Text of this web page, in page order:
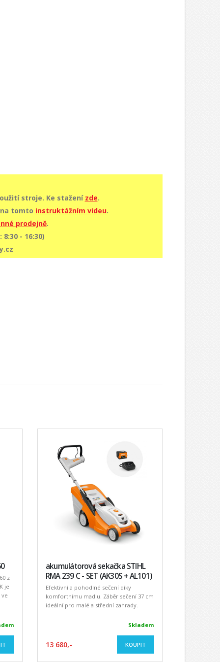
stroje. Ke stažení zde.
tomto instruktážním videu.
prodejně.
- 16:30)
z
je
akumulátorová sekačka STIHL
RMA 239 C - SET (AK30S + AL101)
Efektivní a pohodlné sečení díky
komfortnímu madlu. Záběr sečení 37 cm
ideální pro malé a střední zahrady.
Skladem
13 680,- KOUPIT